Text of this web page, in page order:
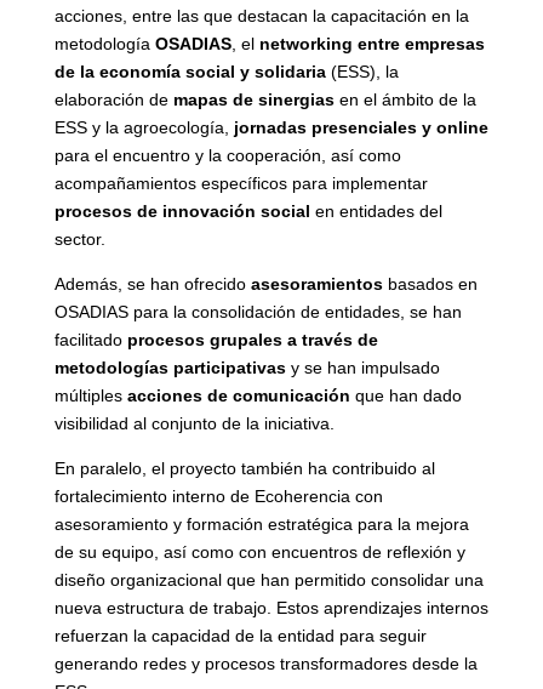
acciones, entre las que destacan la capacitación en la
metodología OSADIAS, el networking entre empresas
de la economía social y solidaria(ESS), la
elaboración de mapas de sinergiasen el ámbito de la
ESS y la agroecología, jornadas presenciales y online
para el encuentro y la cooperación, así como
acompañamientos específicos para implementar
procesos de innovación social en entidades del
sector.
Además, se han ofrecido asesoramientosbasados en
OSADIAS para la consolidación de entidades, se han
facilitado procesos grupales a través de
metodologías participativasy se han impulsado
múltiples acciones de comunicación que han dado
visibilidad al conjunto de la iniciativa.
En paralelo, el proyecto también ha contribuido al
fortalecimiento interno de Ecoherencia con
asesoramiento y formación estratégica para la mejora
de su equipo, así como con encuentros de reflexión y
diseño organizacional que han permitido consolidar una
nueva estructura de trabajo. Estos aprendizajes internos
refuerzan la capacidad de la entidad para seguir
generando redes y procesos transformadores desde la